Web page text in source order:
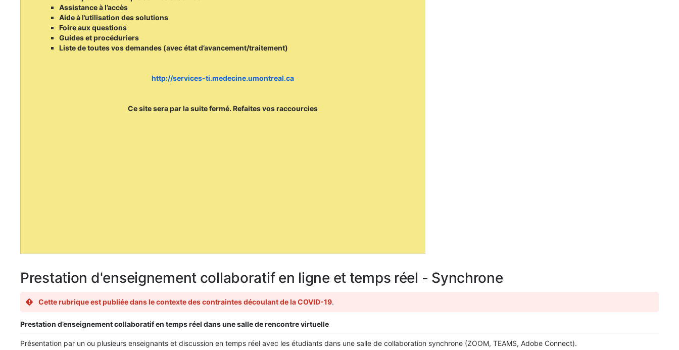
Assistance à l’accès
Aide à l’utilisation des solutions
Foire aux questions
Guides et procéduriers
Liste de toutes vos demandes (avec état d’avancement/traitement)
http://services-ti.medecine.umontreal.ca
Ce site sera par la suite fermé. Refaites vos raccourcies
Prestation d'enseignement collaboratif en ligne et temps réel - Synchrone
Cette rubrique est publiée dans le contexte des contraintes découlant de la COVID-19.
Prestation d’enseignement collaboratif en temps réel dans une salle de rencontre virtuelle
Présentation par un ou plusieurs enseignants et discussion en temps réel avec les étudiants dans une salle de collaboration synchrone (ZOOM, TEAMS, Adobe Connect).